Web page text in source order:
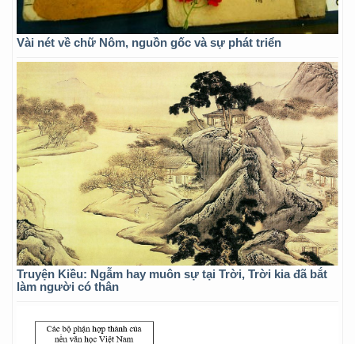
Vài nét về chữ Nôm, nguồn gốc và sự phát triển
Truyện Kiều: Ngẫm hay muôn sự tại Trời, Trời kia đã bắt
làm người có thân